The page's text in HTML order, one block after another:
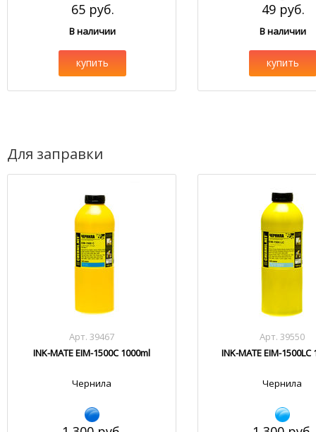
65 руб.
В наличии
купить
49 руб.
В наличии
купить
Для заправки
Арт. 39467
INK-MATE EIM-1500C 1000ml
Чернила
Арт. 39550
INK-MATE EIM-1500LC
Чернила